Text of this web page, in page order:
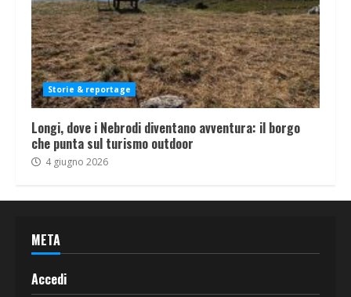
Storie & reportage
Longi, dove i Nebrodi diventano avventura: il borgo
che punta sul turismo outdoor
4 giugno 2026
META
Accedi